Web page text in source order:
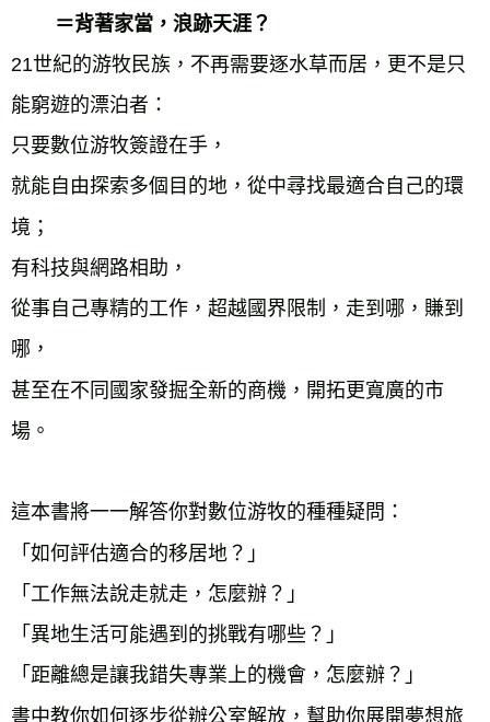
＝背著家當，浪跡天涯？
21世紀的游牧民族，不再需要逐水草而居，更不是只
能窮遊的漂泊者：
只要數位游牧簽證在手，
就能自由探索多個目的地，從中尋找最適合自己的環
境；
有科技與網路相助，
從事自己專精的工作，超越國界限制，走到哪，賺到
哪，
甚至在不同國家發掘全新的商機，開拓更寬廣的市
場。
這本書將一一解答你對數位游牧的種種疑問：
「如何評估適合的移居地？」
「工作無法說走就走，怎麼辦？」
「異地生活可能遇到的挑戰有哪些？」
「距離總是讓我錯失專業上的機會，怎麼辦？」
書中教你如何逐步從辦公室解放，幫助你展開夢想旅